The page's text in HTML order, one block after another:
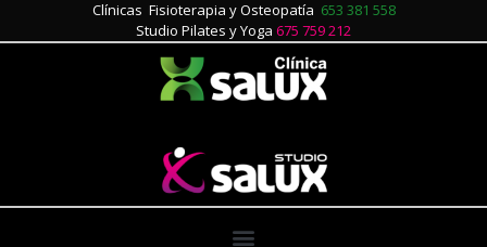
Clínicas Fisioterapia y Osteopatía 653 381 558
Studio Pilates y Yoga 675 759 212